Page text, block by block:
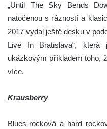
„Until The Sky Bends
natočenou s rázností a
2017 vydal ještě desku v
Live In Bratislava“,
ukázkovým příkladem toho,
více.
Krausberry
Blues-rocková a hard